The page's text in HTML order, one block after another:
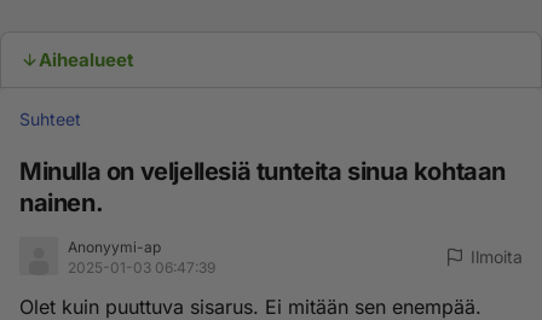
Aihealueet
Suhteet
Minulla on veljellesiä tunteita sinua kohtaan
nainen.
Anonyymi-ap
2025-01-03 06:47:39
Ilmoita
Olet kuin puuttuva sisarus. Ei mitään sen enempää.